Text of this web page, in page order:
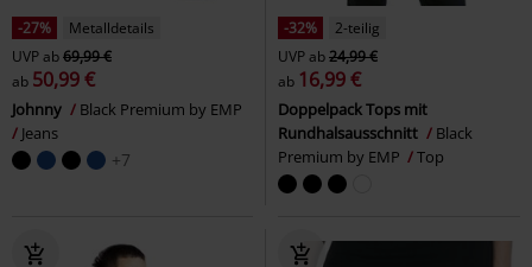
-27%
Metalldetails
UVPab69,99 €
ab 50,99 €
Johnny
Black Premium by EMP
Jeans
+7
-32%
2-teilig
UVPab24,99 €
ab 16,99 €
Doppelpack Tops mit
Rundhalsausschnitt
Black
Premium by EMP
Top